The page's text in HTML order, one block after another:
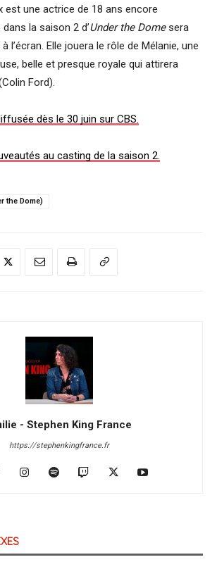
est une actrice de 18 ans encore
la saison 2 d’Under the Domesera
l’écran. Elle jouera le rôle de Mélanie, une
belle et presque royale qui attirera
Ford).
dès le 30 juin sur CBS.
au casting de la saison 2.
the Dome)
- Stephen King France
https://stephenkingfrance.fr